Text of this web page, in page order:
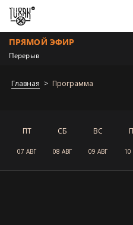
ПРЯМОЙ ЭФИР
Перерыв
Главная Программа
ПТ
07 АВГ
СБ
08 АВГ
ВС
09 АВГ 10